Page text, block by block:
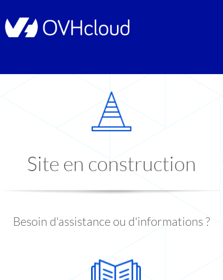
Site en construction
Besoin d'assistance ou d'informations ?